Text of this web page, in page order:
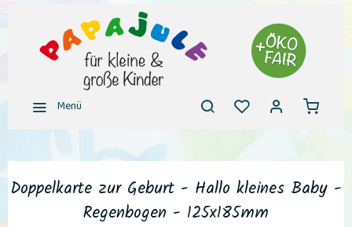
Menü
Doppelkarte zur Geburt - Hallo kleines Baby -
Regenbogen - 125x185mm